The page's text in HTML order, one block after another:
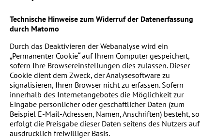
Technische Hinweise zum Widerruf der Datenerfassung
durch Matomo
Durch das Deaktivieren der Webanalyse wird ein
„Permanenter Cookie“ auf Ihrem Computer gespeichert,
sofern Ihre Browsereinstellungen dies zulassen. Dieser
Cookie dient dem Zweck, der Analysesoftware zu
signalisieren, Ihren Browser nicht zu erfassen. Sofern
innerhalb des Internetangebotes die Möglichkeit zur
Eingabe persönlicher oder geschäftlicher Daten (zum
Beispiel E-Mail-Adressen, Namen, Anschriften) besteht, so
erfolgt die Preisgabe dieser Daten seitens des Nutzers auf
ausdrücklich freiwilliger Basis.